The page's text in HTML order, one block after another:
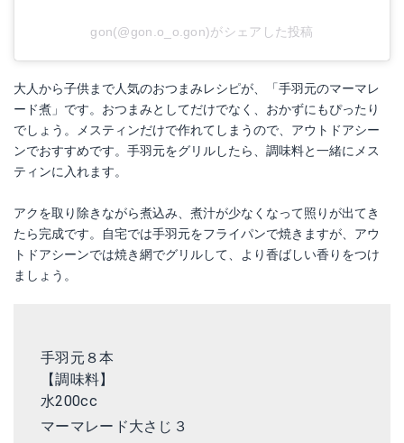
gon(@gon.o_o.gon)がシェアした投稿
大人から子供まで人気のおつまみレシピが、「手羽元のマーマレ
ード煮」です。おつまみとしてだけでなく、おかずにもぴったり
でしょう。メスティンだけで作れてしまうので、アウトドアシー
ンでおすすめです。手羽元をグリルしたら、調味料と一緒にメス
ティンに入れます。
アクを取り除きながら煮込み、煮汁が少なくなって照りが出てき
たら完成です。自宅では手羽元をフライパンで焼きますが、アウ
トドアシーンでは焼き網でグリルして、より香ばしい香りをつけ
ましょう。
手羽元８本
【調味料】
水200cc
マーマレード大さじ３